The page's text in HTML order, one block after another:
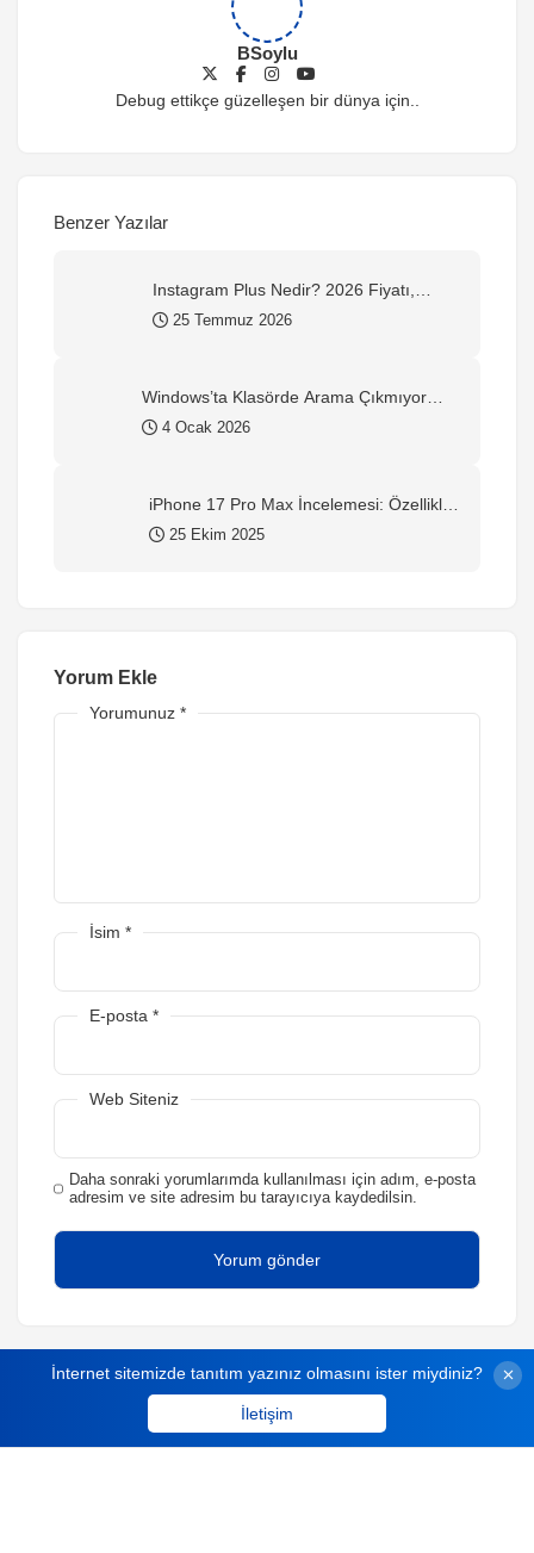
BSoylu
Debug ettikçe güzelleşen bir dünya için..
Benzer Yazılar
Instagram Plus Nedir? 2026 Fiyatı,
Özellikleri ve Nasıl Alınır?
25 Temmuz 2026
Windows’ta Klasörde Arama Çıkmıyor
mu? Kesin Çözüm Rehberi (2026)
4 Ocak 2026
iPhone 17 Pro Max İncelemesi: Özellikler,
Yorumlar ve Alınır mı?
25 Ekim 2025
Yorum Ekle
Yorumunuz *
İsim *
E-posta *
Web Siteniz
Daha sonraki yorumlarımda kullanılması için adım, e-posta
adresim ve site adresim bu tarayıcıya kaydedilsin.
İnternet sitemizde tanıtım yazınız olmasını ister miydiniz?
İletişim